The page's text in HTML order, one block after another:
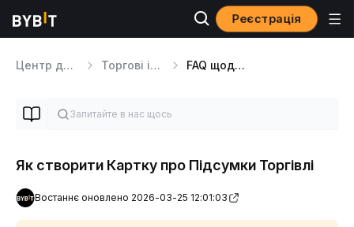
Реєстрація
Центр допомоги Торгові інструменти FAQ щодо торгівлі
Як створити Картку про Підсумки Торгівлі
Востаннє оновлено 2026-03-25 12:01:03